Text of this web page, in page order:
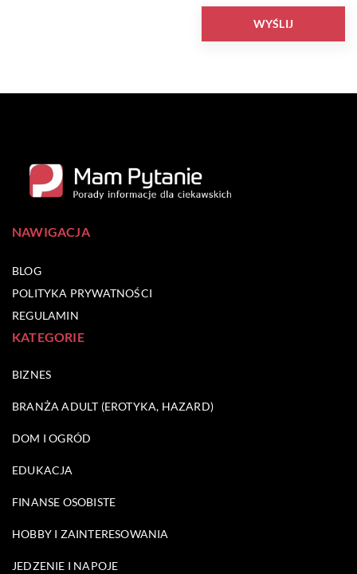
NAWIGACJA
BLOG
POLITYKA PRYWATNOŚCI
REGULAMIN
KATEGORIE
BIZNES
BRANŻA ADULT (EROTYKA, HAZARD)
DOM I OGRÓD
EDUKACJA
FINANSE OSOBISTE
HOBBY I ZAINTERESOWANIA
JEDZENIE I NAPOJE